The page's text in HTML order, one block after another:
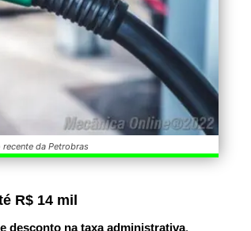
da Petrobras
R$ 14 mil
desconto na taxa administrativa.